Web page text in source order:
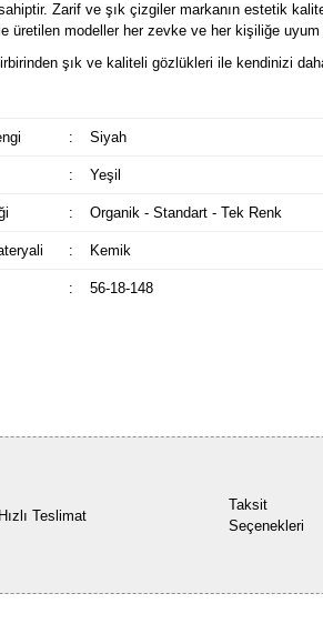
Zarif ve şık çizgiler markanın estetik
üretilen modeller her zevke ve her kişiliğe uyum
şık ve kaliteli gözlükleri ile kendinizi
: Siyah
: Yeşil
: Organik - Standart - Tek Renk
: Kemik
: 56-18-148
Hızlı Teslimat
Taksit
Seçenekleri